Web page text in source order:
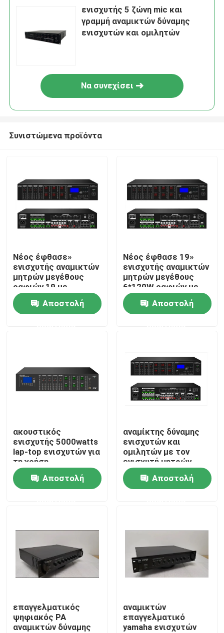
Προϊόντα
Περίπου εμείς
Γύρος εργοστασίων
Μας ελάτε σε επαφή με
Ειδήσεις
Ενισχυτής συστημάτων PA
ενισχυτής 5 ζώνη mic και
γραμμή αναμικτών δύναμης
ενισχυτών και ομιλητών
Να συνεχίσει
Συνιστώμενα προϊόντα
Νέος έφθασε»
ενισχυτής αναμικτών
μητρών μεγέθους
ραφιών 19 με
USB/SD/FM/BT
Αποστολή
Νέος έφθασε 19»
ενισχυτής αναμικτών
μητρών μεγέθους
6*120W ραφιών με
USB/SD/FM/BT
Αποστολή
ακουστικός
ενισχυτής 5000watts
lap-top ενισχυτών για
τη χρήση
Αποστολή
αναμίκτης δύναμης
ενισχυτών και
ομιλητών με τον
ενισχυτή μητρών
Αποστολή
επαγγελματικός
ψηφιακός PA
αναμικτών δύναμης
αναμικτών
επαγγελματικό
yamaha ενισχυτών